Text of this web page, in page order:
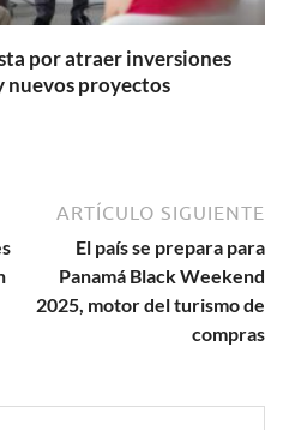
por atraer inversiones
nuevos proyectos
ARTÍCULO SIGUIENTE
El país se prepara para
Panamá Black Weekend
2025, motor del turismo de
compras